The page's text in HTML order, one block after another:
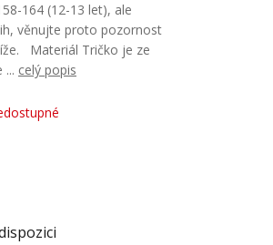
164 (12-13 let), ale
věnujte proto pozornost
Materiál Tričko je ze
... celý popis